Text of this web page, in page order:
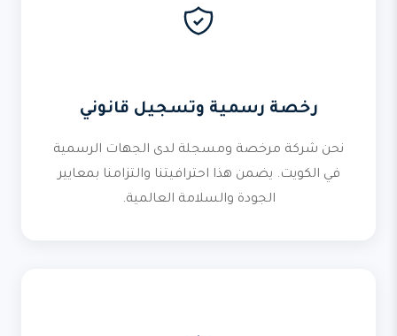
رخصة رسمية وتسجيل قانوني
نحن شركة مرخصة ومسجلة لدى الجهات الرسمية
في الكويت. يضمن هذا احترافيتنا والتزامنا بمعايير
الجودة والسلامة العالمية.